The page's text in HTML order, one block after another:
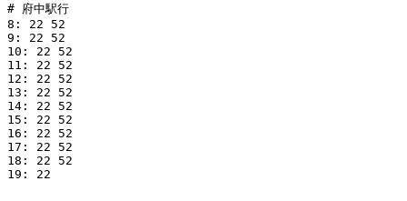
# 府中駅行
8: 22 52
9: 22 52
10: 22 52
11: 22 52
12: 22 52
13: 22 52
14: 22 52
15: 22 52
16: 22 52
17: 22 52
18: 22 52
19: 22